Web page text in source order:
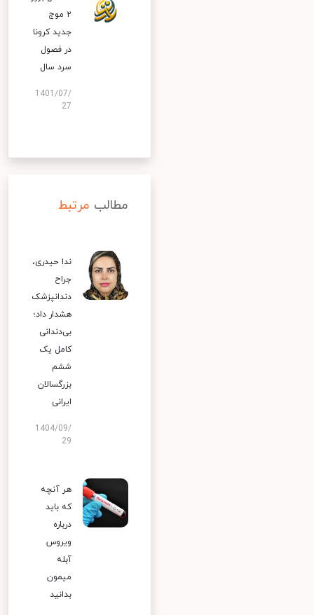
۲ موج
جدید کرونا
در فصول
سرد سال
1401/07/
27
مطالب مرتبط
ندا حیدری،
جراح
دندانپزشک
هشدار داد؛
بی‌دندانی
کامل یک
ششم
بزرگسالان
ایرانی
1404/09/
29
هر آنچه
که باید
درباره
ویروس
آبله
میمون
بدانید